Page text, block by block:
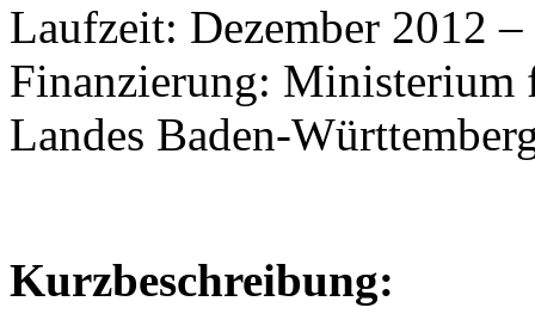
Laufzeit: Dezember 2012
Finanzierung: Ministerium
Landes Baden-
Kurzbeschreibung: